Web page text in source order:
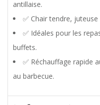
antillaise.
✅ Chair tendre,
✅ Idéales pour les
buffets.
✅ Réchauffage rapide
au barbecue.